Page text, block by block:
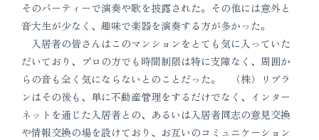
そのパーティーで演奏や歌を披露された。その他には意外と
音大生が少なく、趣味で楽器を演奏する方が多かった。
入居者の皆さんはこのマンションをとても気に入っていた
だいており、プロの方でも時間制限は特に支障なく、周囲か
らの音も全く気にならないとのことだった。 （株）リブラ
ンはその後も、単に不動産管理をするだけでなく、インター
ネットを通じた入居者との、あるいは入居者同志の意見交換
や情報交換の場を設けており、お互いのコミュニケーション